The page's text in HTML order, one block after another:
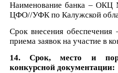
Наименование банка –
ЦФО//УФК по Калужской
Срок внесения
приема заявок на участие в
14. Срок, место и
конкурсной документации: